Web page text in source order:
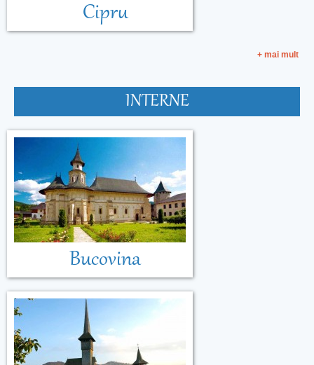
Cipru
+ mai mult
INTERNE
Bucovina